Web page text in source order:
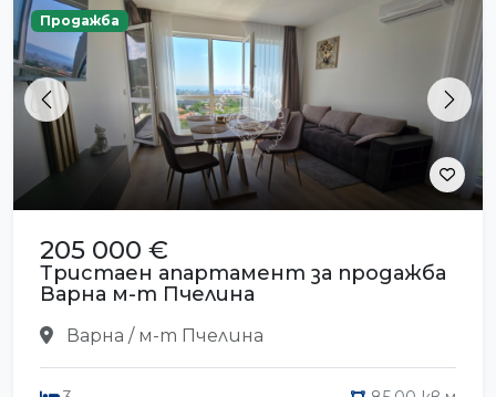
Previous Next
Продажба
205 000 €
Тристаен апартамент за продажба
Варна м-т Пчелина
Варна / м-т Пчелина